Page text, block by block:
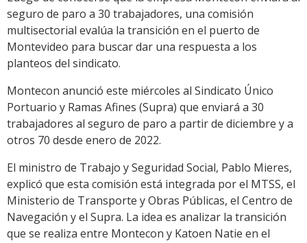
seguro de paro a 30 trabajadores, una comisión
multisectorial evalúa la transición en el puerto de
Montevideo para buscar dar una respuesta a los
planteos del sindicato.
Montecon anunció este miércoles al Sindicato Único
Portuario y Ramas Afines (Supra) que enviará a 30
trabajadores al seguro de paro a partir de diciembre y a
otros 70 desde enero de 2022.
El ministro de Trabajo y Seguridad Social, Pablo Mieres,
explicó que esta comisión está integrada por el MTSS, el
Ministerio de Transporte y Obras Públicas, el Centro de
Navegación y el Supra. La idea es analizar la transición
que se realiza entre Montecon y Katoen Natie en el